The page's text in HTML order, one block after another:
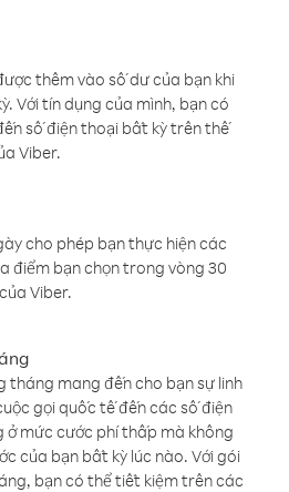
thêm vào số dư của bạn khi
Với tín dụng của mình, bạn có
số điện thoại bất kỳ trên thế
Viber.
cho phép bạn thực hiện các
điểm bạn chọn trong vòng 30
Viber.
tháng mang đến cho bạn sự linh
gọi quốc tế đến các số điện
ở mức cước phí thấp mà không
của bạn bất kỳ lúc nào. Với gói
bạn có thể tiết kiệm trên các